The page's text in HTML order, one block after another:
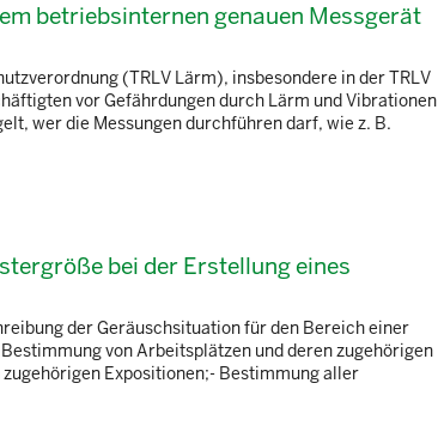
betriebsinternen genauen Messgerät
(TRLV Lärm), insbesondere in der TRLV
vor Gefährdungen durch Lärm und Vibrationen
wer die Messungen durchführen darf, wie z. B.
bei der Erstellung eines
der Geräuschsituation für den Bereich einer
von Arbeitsplätzen und deren zugehörigen
Expositionen;- Bestimmung aller